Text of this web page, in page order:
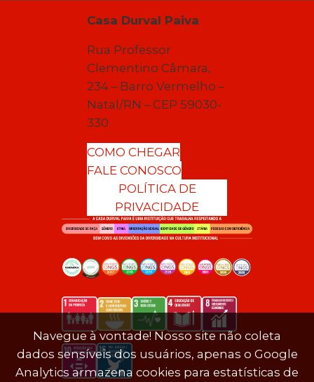
Casa Durval Paiva
Rua Professor
Clementino Câmara,
234 – Barro Vermelho –
Natal/RN – CEP 59030-
330
COMO CHEGAR
FALE CONOSCO
POLÍTICA DE
PRIVACIDADE
Navegue à vontade! Nosso site não coleta
dados sensíveis dos usuários, apenas o Google
Analytics armazena cookies para estatísticas de